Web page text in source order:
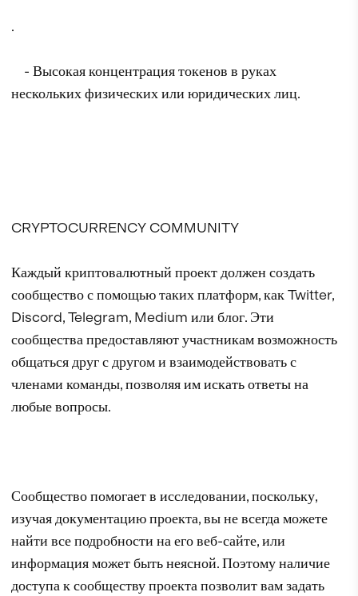
.
- Высокая концентрация токенов в руках
нескольких физических или юридических лиц.
CRYPTOCURRENCY COMMUNITY
Каждый криптовалютный проект должен создать
сообщество с помощью таких платформ, как Twitter,
Discord, Telegram, Medium или блог. Эти
сообщества предоставляют участникам возможность
общаться друг с другом и взаимодействовать с
членами команды, позволяя им искать ответы на
любые вопросы.
Сообщество помогает в исследовании, поскольку,
изучая документацию проекта, вы не всегда можете
найти все подробности на его веб-сайте, или
информация может быть неясной. Поэтому наличие
доступа к сообществу проекта позволит вам задать